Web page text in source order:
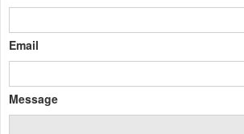
Email
Message